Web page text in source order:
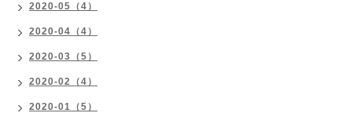
2020-05（4）
2020-04（4）
2020-03（5）
2020-02（4）
2020-01（5）